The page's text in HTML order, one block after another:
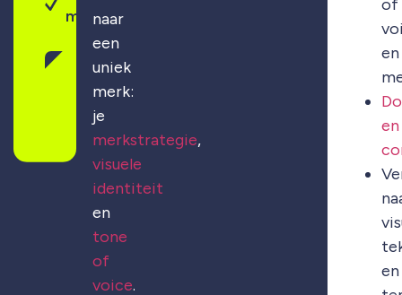
maatwerk
Gratis
merkscan
naar
een
uniek
merk:
je
merkstrategie,
visuele
identiteit
en
tone
of
voice.
of
en
en
en